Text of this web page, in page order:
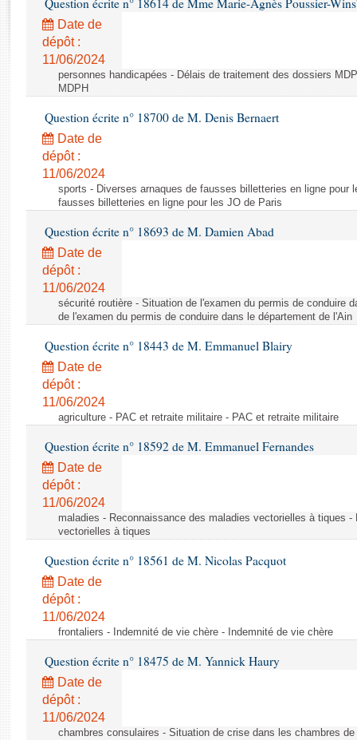
Rapports d'enquête
Rapports législatifs
Rapports sur l'application des lois
Baromètre de l’application des lois
Budget et sécurité sociale
Questions écrites et orales
Comptes rendus des débats
Question écrite n° 18614 de Mme Marie-Agnès Poussier-
Date de
dépôt :
11/06/2024
personnes handicapées - Délais de traitement des dossiers
MDPH
Question écrite n° 18700 de M. Denis Bernaert
Date de
dépôt :
11/06/2024
sports - Diverses arnaques de fausses billetteries en ligne pour
fausses billetteries en ligne pour les JO de Paris
Question écrite n° 18693 de M. Damien Abad
Date de
dépôt :
11/06/2024
sécurité routière - Situation de l'examen du permis de conduire
de l'examen du permis de conduire dans le département de l'Ain
Question écrite n° 18443 de M. Emmanuel Blairy
Date de
dépôt :
11/06/2024
agriculture - PAC et retraite militaire - PAC et retraite militaire
Question écrite n° 18592 de M. Emmanuel Fernandes
Date de
dépôt :
11/06/2024
maladies - Reconnaissance des maladies vectorielles à tiques
vectorielles à tiques
Question écrite n° 18561 de M. Nicolas Pacquot
Date de
dépôt :
11/06/2024
frontaliers - Indemnité de vie chère - Indemnité de vie chère
Question écrite n° 18475 de M. Yannick Haury
Date de
dépôt :
11/06/2024
chambres consulaires - Situation de crise dans les chambres